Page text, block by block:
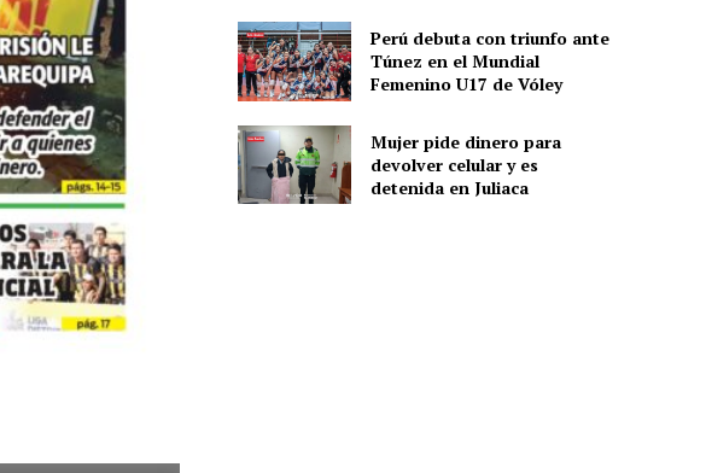
Perú debuta con triunfo ante
Túnez en el Mundial
Femenino U17 de Vóley
Mujer pide dinero para
devolver celular y es
detenida en Juliaca